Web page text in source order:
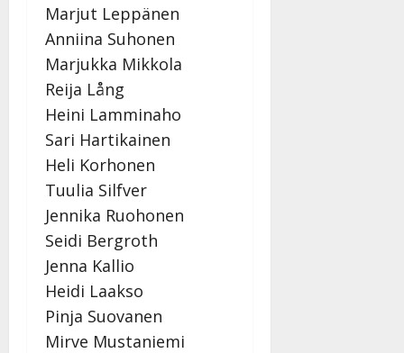
Marjut Leppänen
Anniina Suhonen
Marjukka Mikkola
Reija Lång
Heini Lamminaho
Sari Hartikainen
Heli Korhonen
Tuulia Silfver
Jennika Ruohonen
Seidi Bergroth
Jenna Kallio
Heidi Laakso
Pinja Suovanen
Mirve Mustaniemi